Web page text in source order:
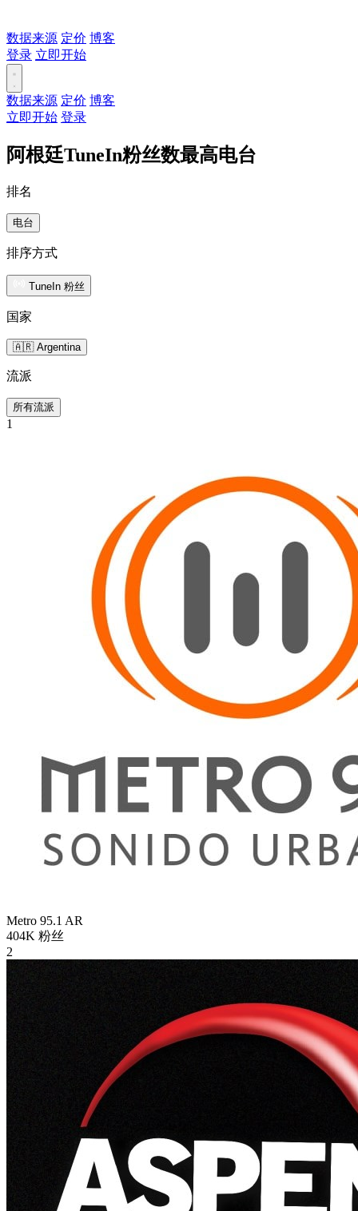
数据来源 定价 博客
登录 立即开始
数据来源 定价 博客
立即开始 登录
阿根廷TuneIn粉丝数最高电台
排名
电台
排序方式
TuneIn 粉丝
国家
🇦🇷 Argentina
流派
所有流派
1
Metro 95.1 AR
404K 粉丝
2